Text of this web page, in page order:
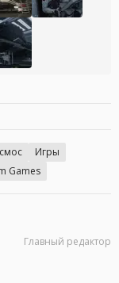
Игры
Games
Главный редактор